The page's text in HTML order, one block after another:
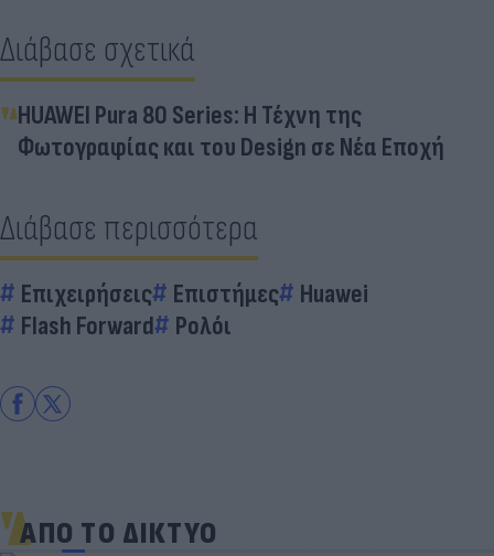
Διάβασε σχετικά
HUAWEI Pura 80 Series: Η Τέχνη της
Φωτογραφίας και του Design σε Νέα Εποχή
Διάβασε περισσότερα
Επιχειρήσεις Επιστήμες
Huawei
Flash Forward
Ρολόι
ΑΠΟ ΤΟ ΔΙΚΤΥΟ